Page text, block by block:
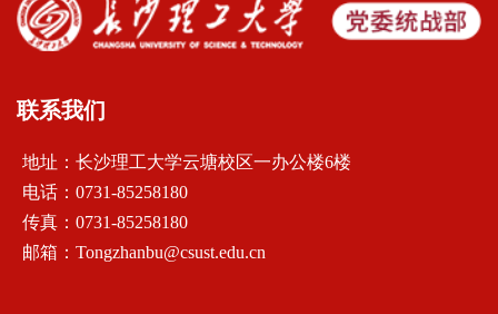
联系我们
地址：长沙理工大学云塘校区一办公楼6楼
电话：0731-85258180
传真：0731-85258180
邮箱：Tongzhanbu@csust.edu.cn